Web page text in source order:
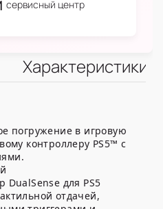
сервисный центр
Характеристики
погружение в игровую
контроллеру PS5™ с
DualSense для PS5
отдачей,